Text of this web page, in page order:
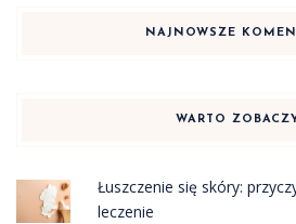
NAJNOWSZE
WARTO
Łuszczenie się skóry:
leczenie